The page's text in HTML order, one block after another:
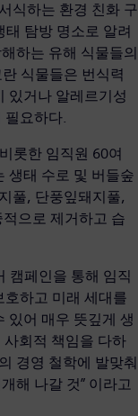
식하는 환경 친화 구
탐방 명소로 알려
하는 유해 식물들의
식물들은 번식력
있거나 알레르기성
필요하다.
롯한 임직원 60여
생태 수로 및 버들숲
풀, 단풍잎돼지풀,
으로 제거하고 습
캠페인을 통해 임직
하고 미래 세대를
있어 매우 뜻깊게 생
사회적 책임을 다하
경영 철학에 발맞춰
해 나갈 것” 이라고